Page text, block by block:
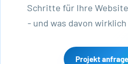
Schritte für Ihre
- und was davon
Projekt